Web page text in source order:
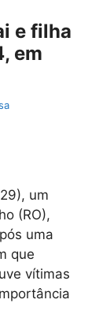
e filha
em
um
(RO),
uma
que
vítimas